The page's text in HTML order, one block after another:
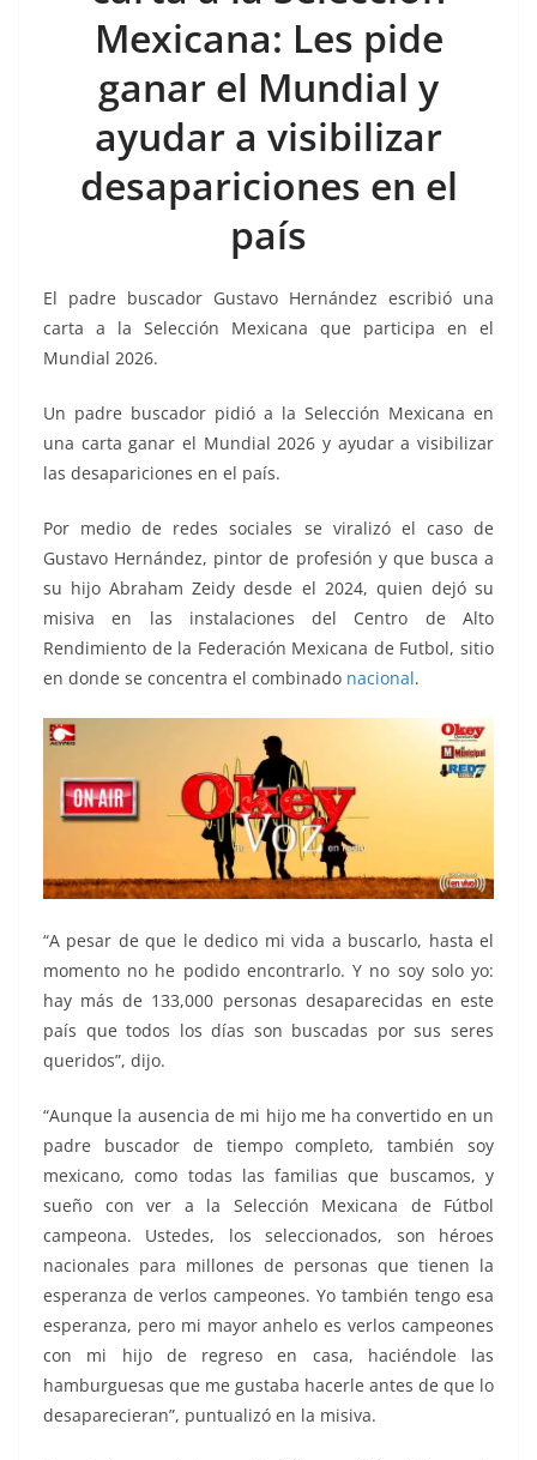
o
k
p er
Mexicana: Les pide
ganar el Mundial y
ayudar a visibilizar
desapariciones en el
país
El padre buscador Gustavo Hernández escribió una
carta a la Selección Mexicana que participa en el
Mundial 2026.
Un padre buscador pidió a la Selección Mexicana en
una carta ganar el Mundial 2026 y ayudar a visibilizar
las desapariciones en el país.
Por medio de redes sociales se viralizó el caso de
Gustavo Hernández, pintor de profesión y que busca a
su hijo Abraham Zeidy desde el 2024, quien dejó su
misiva en las instalaciones del Centro de Alto
Rendimiento de la Federación Mexicana de Futbol, sitio
en donde se concentra el combinado nacional.
“A pesar de que le dedico mi vida a buscarlo, hasta el
momento no he podido encontrarlo. Y no soy solo yo:
hay más de 133,000 personas desaparecidas en este
país que todos los días son buscadas por sus seres
queridos”, dijo.
“Aunque la ausencia de mi hijo me ha convertido en un
padre buscador de tiempo completo, también soy
mexicano, como todas las familias que buscamos, y
sueño con ver a la Selección Mexicana de Fútbol
campeona. Ustedes, los seleccionados, son héroes
nacionales para millones de personas que tienen la
esperanza de verlos campeones. Yo también tengo esa
esperanza, pero mi mayor anhelo es verlos campeones
con mi hijo de regreso en casa, haciéndole las
hamburguesas que me gustaba hacerle antes de que lo
desaparecieran”, puntualizó en la misiva.